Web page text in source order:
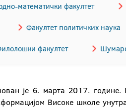
математички факултет
Факултет политичких наука
факултет
је 6. марта 2017.
Високе школе